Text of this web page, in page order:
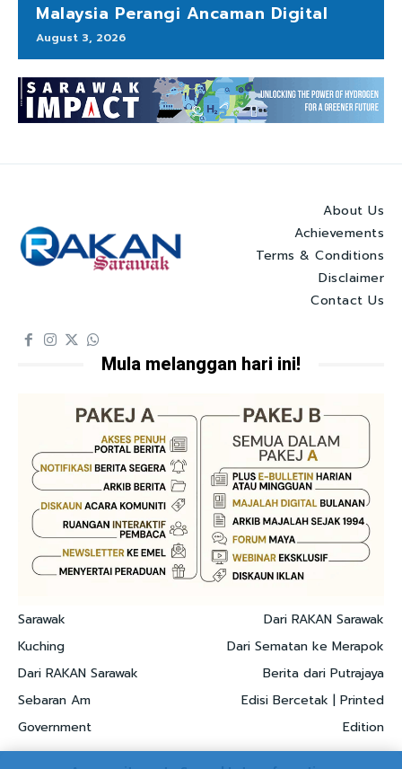
Malaysia Perangi Ancaman Digital
August 3, 2026
About Us
Achievements
Terms & Conditions
Disclaimer
Contact Us
Mula melanggan hari ini!
Sarawak
Kuching
Dari RAKAN Sarawak
Sebaran Am
Government
Dari RAKAN Sarawak
Dari Sematan ke Merapok
Berita dari Putrajaya
Edisi Bercetak | Printed
Edition